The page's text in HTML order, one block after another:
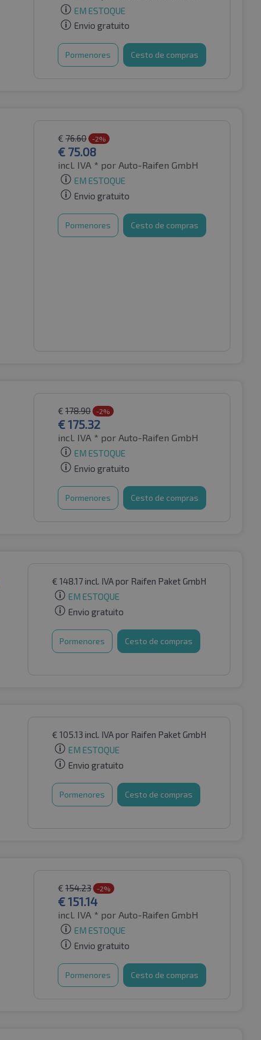
EM ESTOQUE
Envio gratuito
Pormenores Cesto de compras
€ 76.60 -2%
€ 75.08
incl. IVA * por Auto-Raifen GmbH
EM ESTOQUE
Envio gratuito
Pormenores Cesto de compras
€ 178.90 -2%
€175.32
incl. IVA * por Auto-Raifen GmbH
EM ESTOQUE
Envio gratuito
Pormenores Cesto de compras
€ 148.17incl. IVApor Raifen Paket GmbH
EM ESTOQUE
Envio gratuito
Pormenores Cesto de compras
€ 105.13 incl. IVApor Raifen Paket GmbH
EM ESTOQUE
Envio gratuito
Pormenores Cesto de compras
€ 154.23 -2%
€151.14
incl. IVA * por Auto-Raifen GmbH
EM ESTOQUE
Envio gratuito
Pormenores Cesto de compras